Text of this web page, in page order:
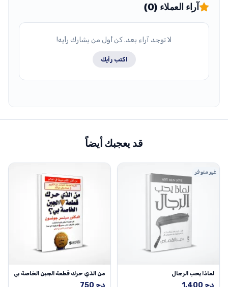
آراء العملاء (0)
لا توجد آراء بعد. كن أول من يشارك رأيه!
اكتب رأيك
قد يعجبك أيضاً
غير متوفر
لماذا يحب الرجال
1,400 دج
من الذي حرك قطعة الجبن الخاصة بي
750 دج